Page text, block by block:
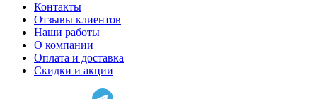
Контакты
Отзывы клиентов
Наши работы
О компании
Оплата и доставка
Скидки и акции